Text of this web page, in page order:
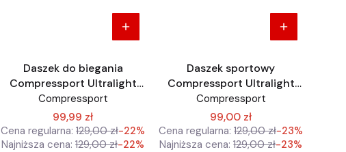
Daszek do biegania
Compressport Ultralight
biało czarny
Compressport
99,99 zł
Cena regularna: 129,00 zł-22%
Najniższa cena: 129,00 zł-22%
Daszek sportowy
Compressport Ultralight
niebiesko czarny
Compressport
99,00 zł
Cena regularna: 129,00 zł-23%
Najniższa cena: 129,00 zł-23%